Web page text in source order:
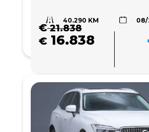
40.290 KM 08/
€21.838
€ 16.838